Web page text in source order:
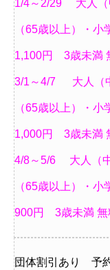
1/4～2/29 大人（
（65歳以上）・
1,100円 3歳未満
3/1～4/7 大人（
（65歳以上）・
1,000円 3歳未満
4/8～5/6 大人（
（65歳以上）・
900円 3歳未満 無
団体割引あり 予